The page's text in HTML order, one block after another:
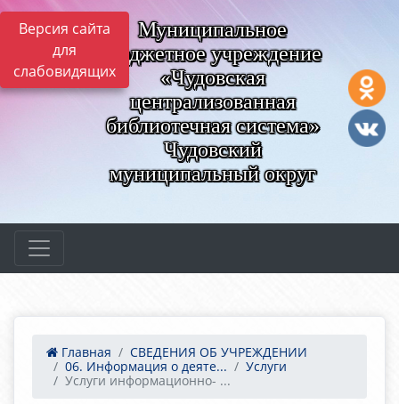
Версия сайта
для
слабовидящих
Муниципальное
бюджетное учреждение
«Чудовская
централизованная
библиотечная система»
Чудовский
муниципальный округ
Главная
СВЕДЕНИЯ ОБ УЧРЕЖДЕНИИ
06. Информация о деяте...
Услуги
Услуги информационно- ...